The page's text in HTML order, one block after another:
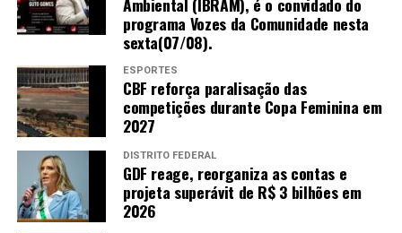
Operação Hórus remove das rodovias carro com
histórico de infrações acumuladas
Redação
programa Vozes da Comunidade nesta
sexta(07/08).
ESPORTES
CBF reforça paralisação das
competições durante Copa Feminina em
2027
DISTRITO FEDERAL
GDF reage, reorganiza as contas e
projeta superávit de R$ 3 bilhões em
2026